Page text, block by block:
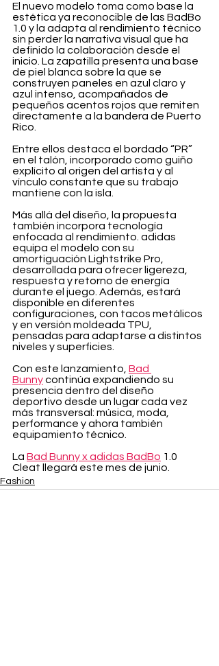
El nuevo modelo toma como base la
estética ya reconocible de las BadBo
1.0 y la adapta al rendimiento técnico
sin perder la narrativa visual que ha
definido la colaboración desde el
inicio. La zapatilla presenta una base
de piel blanca sobre la que se
construyen paneles en azul claro y
azul intenso, acompañados de
pequeños acentos rojos que remiten
directamente a la bandera de Puerto
Rico.
Entre ellos destaca el bordado “PR”
en el talón, incorporado como guiño
explícito al origen del artista y al
vínculo constante que su trabajo
mantiene con la isla.
Más allá del diseño, la propuesta
también incorpora tecnología
enfocada al rendimiento. adidas
equipa el modelo con su
amortiguación Lightstrike Pro,
desarrollada para ofrecer ligereza,
respuesta y retorno de energía
durante el juego. Además, estará
disponible en diferentes
configuraciones, con tacos metálicos
y en versión moldeada TPU,
pensadas para adaptarse a distintos
niveles y superficies.
Con este lanzamiento, Bad
Bunny continúa expandiendo su
presencia dentro del diseño
deportivo desde un lugar cada vez
más transversal: música, moda,
performance y ahora también
equipamiento técnico.
La Bad Bunny x adidas BadBo 1.0
Cleat llegará este mes de junio.
Fashion